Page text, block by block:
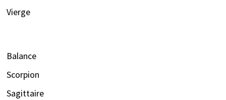
Vierge
Balance
Scorpion
Sagittaire